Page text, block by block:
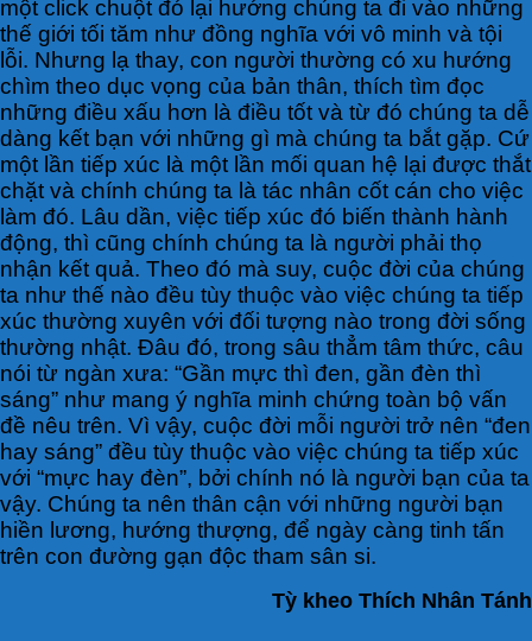
một click chuột đó lại hướng chúng ta đi vào những
thế giới tối tăm như đồng nghĩa với vô minh và tội
lỗi. Nhưng lạ thay, con người thường có xu hướng
chìm theo dục vọng của bản thân, thích tìm đọc
những điều xấu hơn là điều tốt và từ đó chúng ta dễ
dàng kết bạn với những gì mà chúng ta bắt gặp. Cứ
một lần tiếp xúc là một lần mối quan hệ lại được thắt
chặt và chính chúng ta là tác nhân cốt cán cho việc
làm đó. Lâu dần, việc tiếp xúc đó biến thành hành
động, thì cũng chính chúng ta là người phải thọ
nhận kết quả. Theo đó mà suy, cuộc đời của chúng
ta như thế nào đều tùy thuộc vào việc chúng ta tiếp
xúc thường xuyên với đối tượng nào trong đời sống
thường nhật. Đâu đó, trong sâu thẳm tâm thức, câu
nói từ ngàn xưa: “Gần mực thì đen, gần đèn thì
sáng” như mang ý nghĩa minh chứng toàn bộ vấn
đề nêu trên. Vì vậy, cuộc đời mỗi người trở nên “đen
hay sáng” đều tùy thuộc vào việc chúng ta tiếp xúc
với “mực hay đèn”, bởi chính nó là người bạn của ta
vậy. Chúng ta nên thân cận với những người bạn
hiền lương, hướng thượng, để ngày càng tinh tấn
trên con đường gạn độc tham sân si.
Tỳ kheo Thích Nhân Tánh